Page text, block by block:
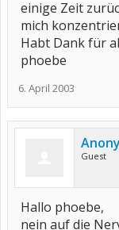
einige Zeit
mich
Habt Dank für
phoebe
6. April 2003
Guest
Hallo phoebe,
nein auf die